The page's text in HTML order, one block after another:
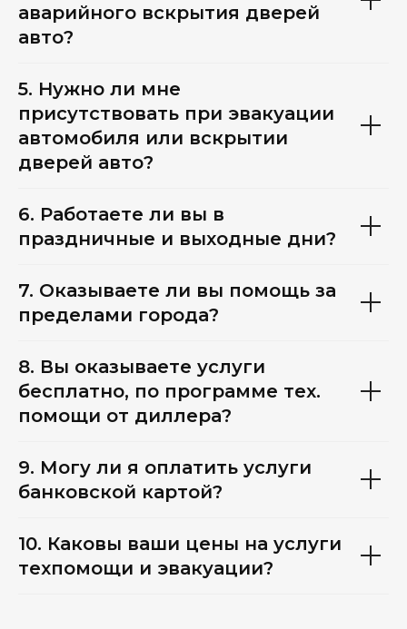
аварийного вскрытия дверей
авто?
5. Нужно ли мне
присутствовать при эвакуации
автомобиля или вскрытии
дверей авто?
6. Работаете ли вы в
праздничные и выходные дни?
7. Оказываете ли вы помощь за
пределами города?
8. Вы оказываете услуги
бесплатно, по программе тех.
помощи от диллера?
9. Могу ли я оплатить услуги
банковской картой?
10. Каковы ваши цены на услуги
техпомощи и эвакуации?